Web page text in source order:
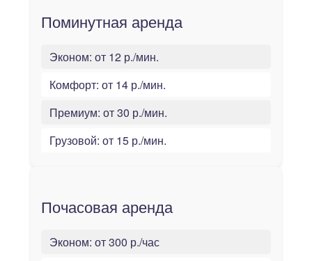
Поминутная аренда
Эконом: от 12 р./мин.
Комфорт: от 14 р./мин.
Премиум: от 30 р./мин.
Грузовой: от 15 р./мин.
Почасовая аренда
Эконом: от 300 р./час